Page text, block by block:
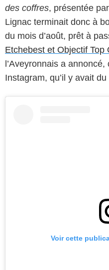
des coffres, présentée
Lignac terminait donc à
du mois d’août, prêt à
Etchebest et Objectif Top
l’Aveyronnais a
Instagram, qu’il y avait
Voir cette